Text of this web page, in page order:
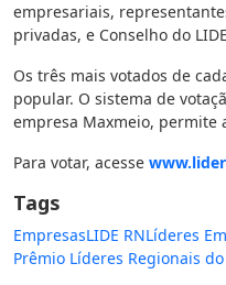
empresariais,
privadas, e Conselho do
Os três mais votados de
popular. O sistema de
empresa Maxmeio, permite
Para votar, acesse
Tags
EmpresasLIDE RNLíderes
Prêmio Líderes Regionais